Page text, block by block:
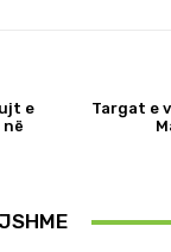
e
Targat e